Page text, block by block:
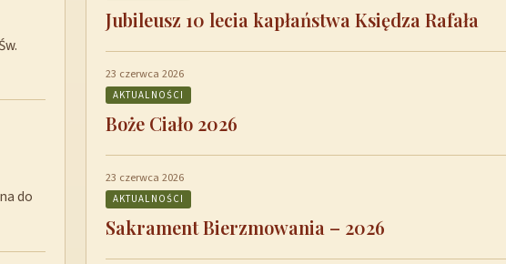
do
Jubileusz 10 lecia kapłaństwa Księdza Rafała
23 czerwca 2026
AKTUALNOŚCI
Boże Ciało 2026
23 czerwca 2026
AKTUALNOŚCI
Sakrament Bierzmowania – 2026